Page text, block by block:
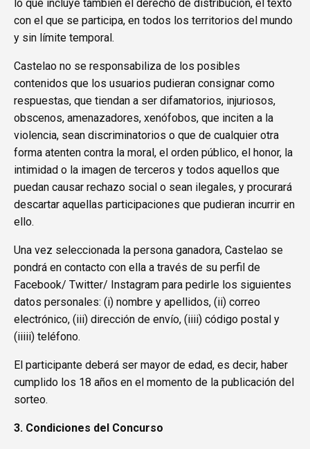
lo que incluye también el derecho de distribución, el texto
con el que se participa, en todos los territorios del mundo
y sin límite temporal.
Castelao no se responsabiliza de los posibles
contenidos que los usuarios pudieran consignar como
respuestas, que tiendan a ser difamatorios, injuriosos,
obscenos, amenazadores, xenófobos, que inciten a la
violencia, sean discriminatorios o que de cualquier otra
forma atenten contra la moral, el orden público, el honor, la
intimidad o la imagen de terceros y todos aquellos que
puedan causar rechazo social o sean ilegales, y procurará
descartar aquellas participaciones que pudieran incurrir en
ello.
Una vez seleccionada la persona ganadora, Castelao se
pondrá en contacto con ella a través de su perfil de
Facebook/ Twitter/ Instagram para pedirle los siguientes
datos personales: (i) nombre y apellidos, (ii) correo
electrónico, (iii) dirección de envío, (iiii) código postal y
(iiiii) teléfono.
El participante deberá ser mayor de edad, es decir, haber
cumplido los 18 años en el momento de la publicación del
sorteo.
3. Condiciones del Concurso